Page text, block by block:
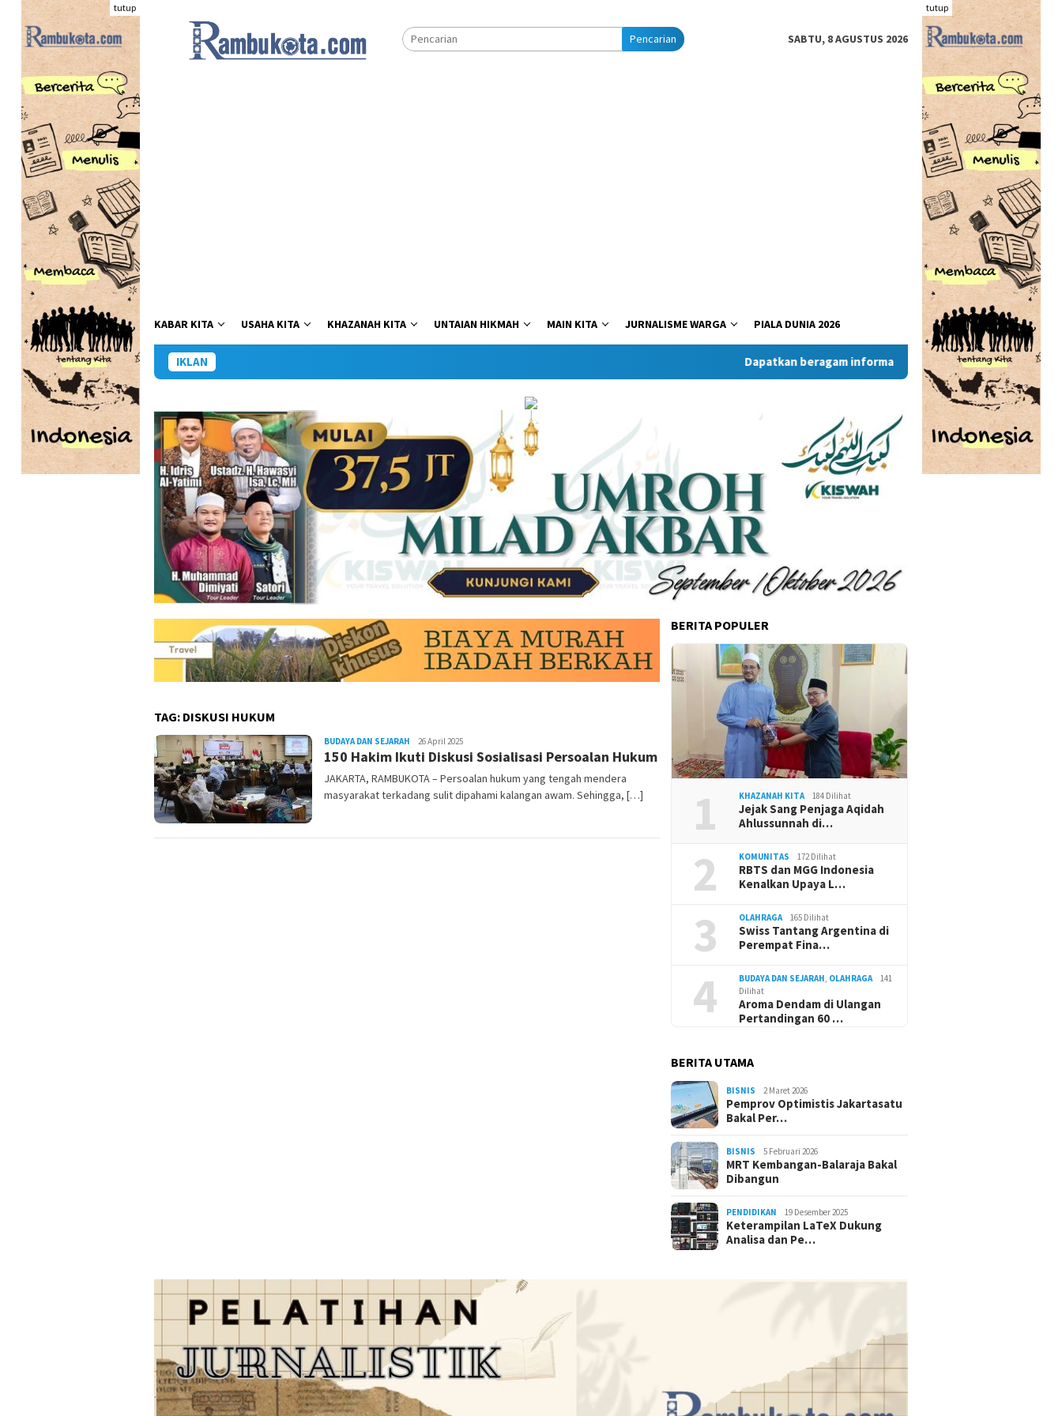
Loncat
konten
tutup tutup
Pencarian SABTU, 8 AGUSTUS 2026
KABAR KITA USAHA KITA KHAZANAH KITA UNTAIAN HIKMAH MAIN KITA JURNALISME WARGA PIALA DUNIA 2026
IKLAN Dapatkan beragam informasi dan berita menarik dari situs
TAG: DISKUSI HUKUM
BUDAYA DAN SEJARAH REDAKSI
RAMBUKOTA
26 April 2025
150 Hakim Ikuti Diskusi Sosialisasi Persoalan Hukum
JAKARTA, RAMBUKOTA – Persoalan hukum yang tengah mendera
masyarakat terkadang sulit dipahami kalangan awam. Sehingga, […]
BERITA POPULER
1 KHAZANAH KITA 184 Dilihat
Jejak Sang Penjaga Aqidah
Ahlussunnah di…
2 KOMUNITAS 172 Dilihat
RBTS dan MGG Indonesia
Kenalkan Upaya L…
3 OLAHRAGA 165 Dilihat
Swiss Tantang Argentina di
Perempat Fina…
4 BUDAYA DAN SEJARAH OLAHRAGA
141
Dilihat
Aroma Dendam di Ulangan
Pertandingan 60 …
BERITA UTAMA
BISNIS 2 Maret 2026
Pemprov Optimistis Jakartasatu
Bakal Per…
BISNIS 5 Februari 2026
MRT Kembangan-Balaraja Bakal
Dibangun
PENDIDIKAN 19 Desember 2025
Keterampilan LaTeX Dukung
Analisa dan Pe…